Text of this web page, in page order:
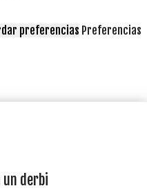
preferencias Preferencias
un derbi